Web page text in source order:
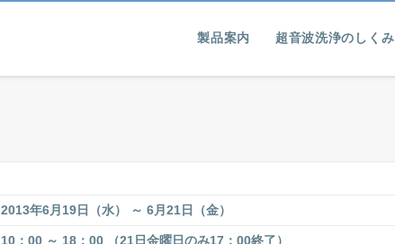
製品案内 超音波洗浄のしくみ
2013年6月19日（水） ～ 6月21日（金）
10：00 ～ 18：00 （21日金曜日のみ17：00終了）